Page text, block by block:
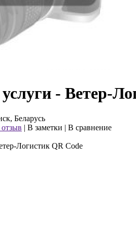
- Ветер-
Беларусь
| В заметки | В сравнение